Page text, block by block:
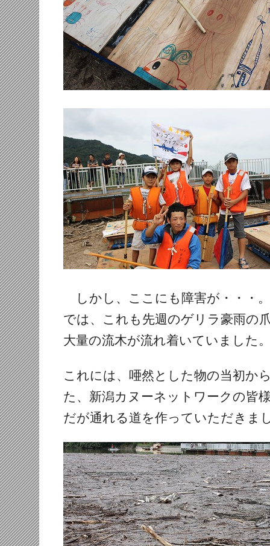
しかし、ここにも障害が・・・
では、これも先週のゲリラ豪雨の
大量の流木が流れ着いていました
これには、唖然とした物の当初か
た、新潟カヌーネットワークの皆
だが通れる道を作っていただきま